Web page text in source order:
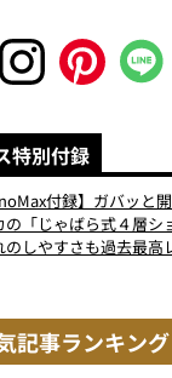
特別付録
付録】ガバッと
の「じゃばら式４層シ
のしやすさも過去最高
記事ランキング